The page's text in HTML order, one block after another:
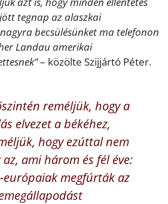
tegnap az alaszkai
becsülésünket ma telefonon
Landau amerikai
– közölte Szijjártó Péter.
reméljük, hogy a
elvezet a békéhez,
hogy ezúttal nem
ami három és fél éve:
megfúrták az